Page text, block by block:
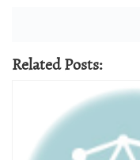
Related Posts: